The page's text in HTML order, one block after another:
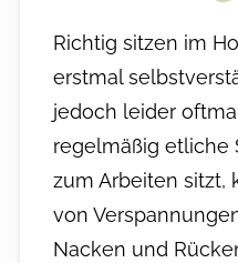
Richtig sitzen im
erstmal
jedoch leider
regelmäßig etliche
zum Arbeiten sitzt,
von
Nacken und